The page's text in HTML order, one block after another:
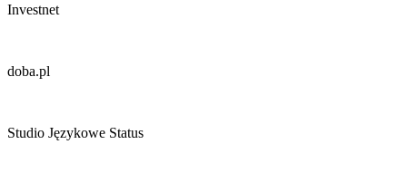
Investnet
doba.pl
Studio Językowe Status